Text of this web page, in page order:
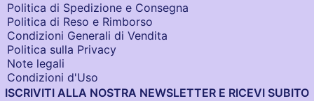
Politica di Spedizione e Consegna
Politica di Reso e Rimborso
Condizioni Generali di Vendita
Politica sulla Privacy
Note legali
Condizioni d'Uso
ISCRIVITI ALLA NOSTRA NEWSLETTER E RICEVI SUBITO